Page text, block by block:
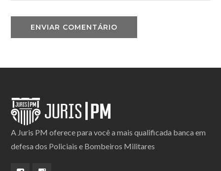
A Juris PM oferece para você a mais qualificada banca em
defesa dos Policiais e Bombeiros Militares